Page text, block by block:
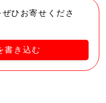
ひお寄せくださ
書き込む